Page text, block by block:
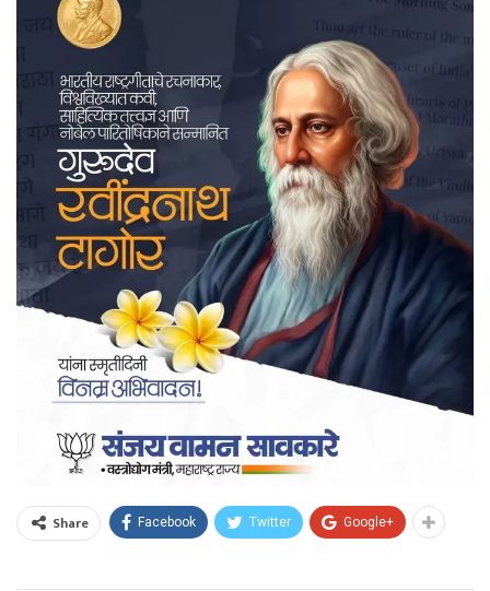
Share Facebook Twitter Google+